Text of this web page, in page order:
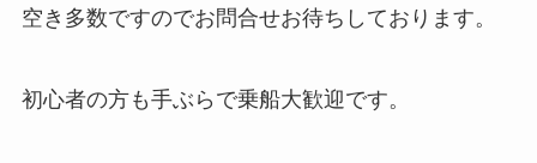
空き多数ですのでお問合せお待ちしております。
初心者の方も手ぶらで乗船大歓迎です。